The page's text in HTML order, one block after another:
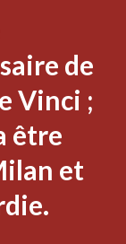
de
Vinci ;
être
et